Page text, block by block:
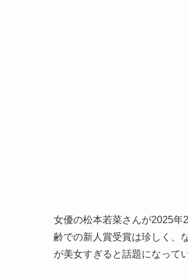
女優の松本若菜さんが2025年
齢での新人賞受賞は珍しく、
が美女すぎると話題になって